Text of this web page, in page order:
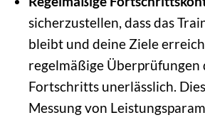
sicherzustellen, dass das
bleibt und deine Ziele
regelmäßige Überprüfungen
Fortschritts unerlässlich.
Messung von